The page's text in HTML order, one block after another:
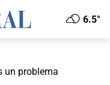
6.5°
un problema